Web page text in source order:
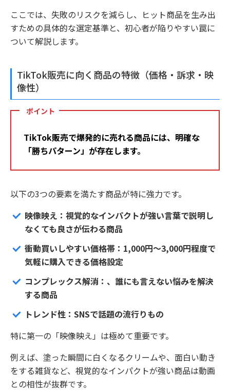
ここでは、失敗のリスクを減らし、ヒット商品を生み出
すための具体的な選定基準と、初心者が陥りやすい罠に
ついて解説します。
TikTok販売に向く商品の特徴（価格・訴求・映
像性）
ポイント
TikTok販売で爆発的に売れる商品には、明確な
「勝ちパターン」が存在します。
以下の3つの要素を満たす商品が特に強力です。
映像映え：視覚的なインパクトが強い言葉で説明し
なくても良さが伝わる商品
衝動買いしやすい価格帯：1,000円〜3,000円程度で
気軽に購入できる価格設定
コンプレックス解消：、誰にも言えない悩みを解決
する商品
トレンド性：SNSで話題の流行りもの
特に第一の「映像映え」は極めて重要です。
例えば、塗った瞬間に白くなるクリームや、面白い動き
をする雑貨など、視覚的なインパクトが強い商品は動画
との相性が抜群です。